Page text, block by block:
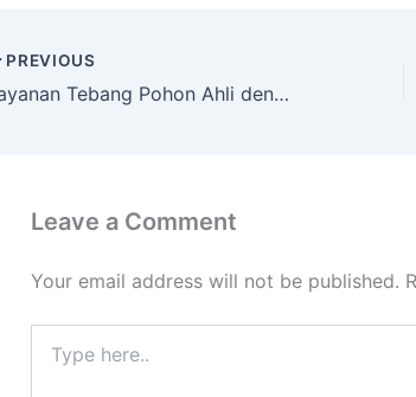
PREVIOUS
Layanan Tebang Pohon Ahli dengan Peralatan Komplit SOSROMENDURAN
Leave a Comment
Your email address will not be published.
here..